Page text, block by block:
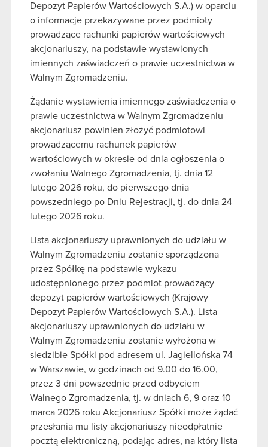
Depozyt Papierów Wartościowych S.A.) w oparciu
o informacje przekazywane przez podmioty
prowadzące rachunki papierów wartościowych
akcjonariuszy, na podstawie wystawionych
imiennych zaświadczeń o prawie uczestnictwa w
Walnym Zgromadzeniu.
Żądanie wystawienia imiennego zaświadczenia o
prawie uczestnictwa w Walnym Zgromadzeniu
akcjonariusz powinien złożyć podmiotowi
prowadzącemu rachunek papierów
wartościowych w okresie od dnia ogłoszenia o
zwołaniu Walnego Zgromadzenia, tj. dnia 12
lutego 2026 roku, do pierwszego dnia
powszedniego po Dniu Rejestracji, tj. do dnia 24
lutego 2026 roku.
Lista akcjonariuszy uprawnionych do udziału w
Walnym Zgromadzeniu zostanie sporządzona
przez Spółkę na podstawie wykazu
udostępnionego przez podmiot prowadzący
depozyt papierów wartościowych (Krajowy
Depozyt Papierów Wartościowych S.A.). Lista
akcjonariuszy uprawnionych do udziału w
Walnym Zgromadzeniu zostanie wyłożona w
siedzibie Spółki pod adresem ul. Jagiellońska 74
w Warszawie, w godzinach od 9.00 do 16.00,
przez 3 dni powszednie przed odbyciem
Walnego Zgromadzenia, tj. w dniach 6, 9 oraz 10
marca 2026 roku Akcjonariusz Spółki może żądać
przesłania mu listy akcjonariuszy nieodpłatnie
pocztą elektroniczną, podając adres, na który lista